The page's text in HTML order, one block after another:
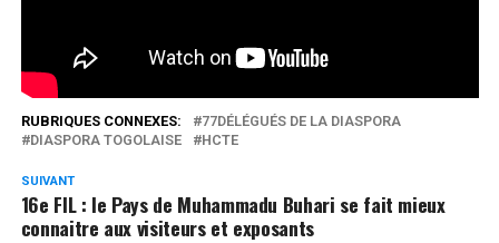
RUBRIQUES CONNEXES:
77DÉLÉGUÉS DE LA DIASPORA
DIASPORA TOGOLAISE
HCTE
SUIVANT
16e FIL : le Pays de Muhammadu Buhari se fait mieux
connaitre aux visiteurs et exposants